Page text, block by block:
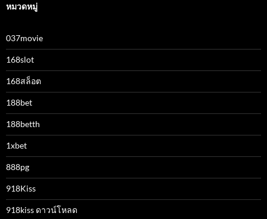
หมวดหมู่
037movie
168slot
168สล็อต
188bet
188betth
1xbet
888pg
918Kiss
918kiss ดาวน์โหลด